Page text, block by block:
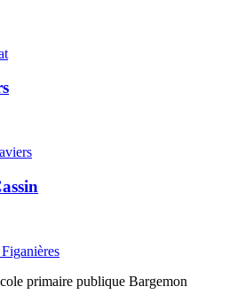
Figanières
primaire publique Bargemon